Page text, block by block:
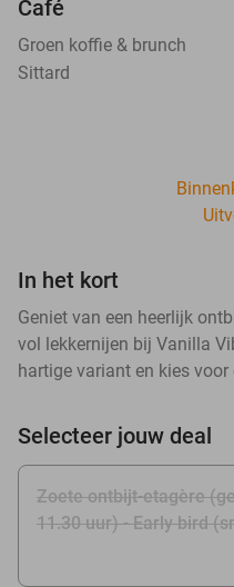
Café
Groen koffie & brunch
Sittard
In het kort
Geniet van een heerlijk
vol lekkernijen bij Vanilla
hartige variant en kies
Selecteer jouw deal
Zoete ontbijt-etagère
11.30 uur) - Early bird